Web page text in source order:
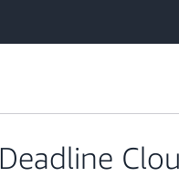
Deadline